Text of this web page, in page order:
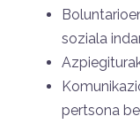
soziala
pertsona